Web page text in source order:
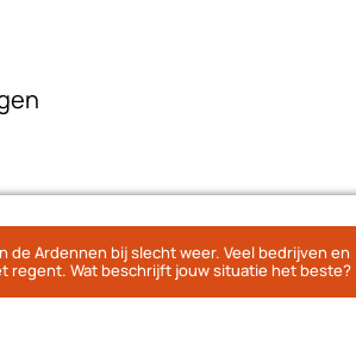
Ardennen bij slecht weer. Veel bedrijven en
regent. Wat beschrijft jouw situatie het beste?